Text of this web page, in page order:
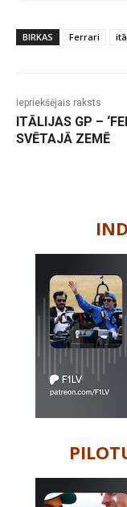
BIRKAS Ferrari
Iepriekšējais raksts
ITĀLIJAS GP –
SVĒTAJĀ ZEMĒ